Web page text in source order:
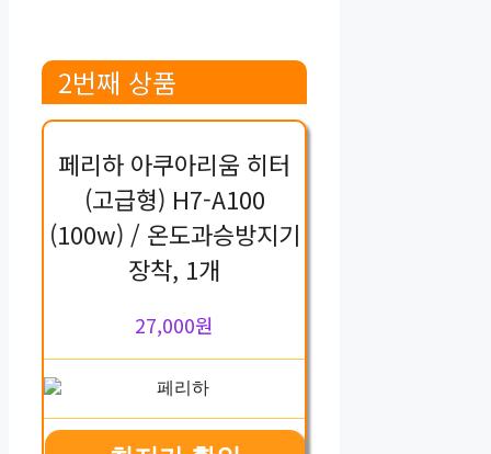
2번째 상품
페리하 아쿠아리움 히터
(고급형) H7-A100
(100w) / 온도과승방지기
장착, 1개
27,000원